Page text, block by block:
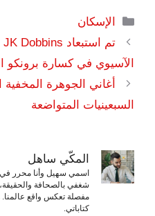
التصنيفات
الإسكان
الآسيوي في كسارة برونكو
أغاني الجوهرة
السبعينيات المتواضعة
المكّي ساهل
اسمي سهيل وأنا محرر
شغفي بالصحافة
مفصلة تعكس واقع عالمنا.
كتاباتي.